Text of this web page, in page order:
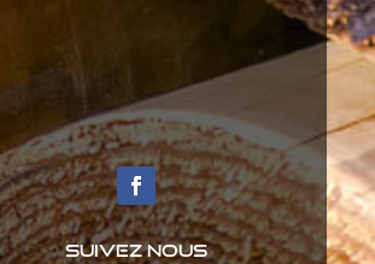
Suivez nous